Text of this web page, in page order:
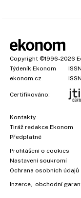
Copyright ©1996-2026
Týdeník Ekonom
ekonom.cz
Certifikováno:
Kontakty
Tiráž redakce Ekonom
Předplatné
Prohlášení o cookies
Nastavení soukromí
Ochrana osobních údajů
Inzerce , obchodní